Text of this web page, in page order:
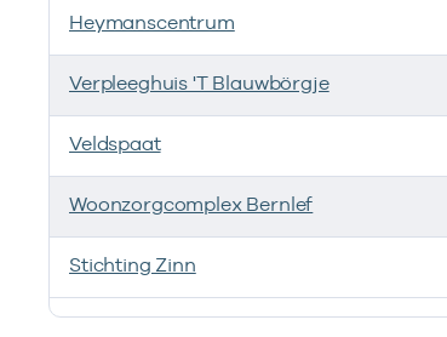
Ik ben werkzaam bij de volgende vestigingen
Heymanscentrum
Verpleeghuis 'T Blauwbörgje
Veldspaat
Woonzorgcomplex Bernlef
Stichting Zinn